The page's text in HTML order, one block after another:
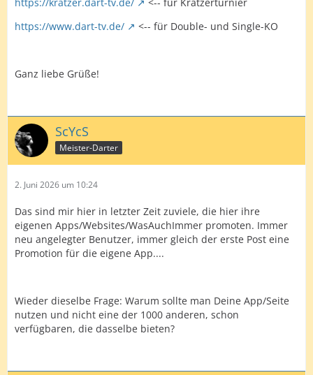
https://www.dart-tv.de/
<-- für Double- und Single-KO
Ganz liebe Grüße!
ScYcS
Meister-Darter
2. Juni 2026 um 10:24
Das sind mir hier in letzter Zeit zuviele, die hier ihre
eigenen Apps/Websites/WasAuchImmer promoten. Immer
neu angelegter Benutzer, immer gleich der erste Post eine
Promotion für die eigene App....
Wieder dieselbe Frage: Warum sollte man Deine App/Seite
nutzen und nicht eine der 1000 anderen, schon
verfügbaren, die dasselbe bieten?